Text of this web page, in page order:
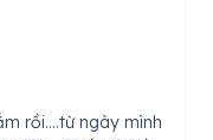
rồi….từ ngày mình